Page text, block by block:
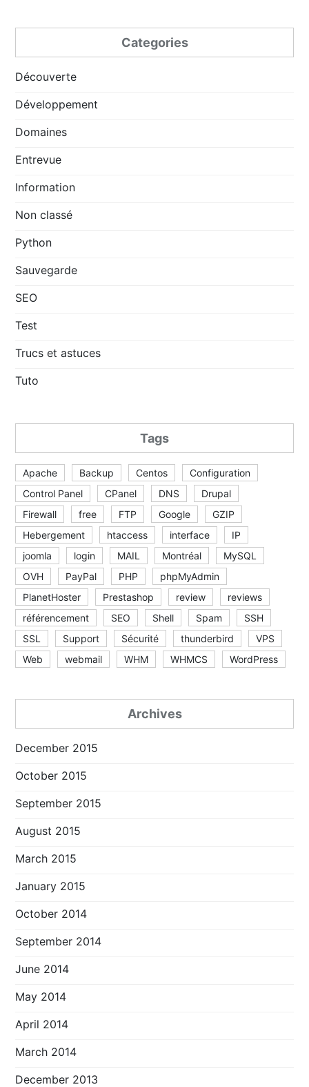
Categories
Découverte
Développement
Domaines
Entrevue
Information
Non classé
Python
Sauvegarde
SEO
Test
Trucs et astuces
Tuto
Tags
Apache Backup Centos
Configuration
Control Panel
CPanel DNS
Drupal
Firewall
free FTP Google
GZIP
Hebergement
htaccess interface
IP
joomla
login MAIL Montréal
MySQL
OVH
PayPal PHP
phpMyAdmin
PlanetHoster
Prestashop review
reviews
référencement
SEO Shell Spam
SSH
SSL
Support Sécurité thunderbird
VPS
Web
webmail WHM WHMCS WordPress
Archives
December 2015
October 2015
September 2015
August 2015
March 2015
January 2015
October 2014
September 2014
June 2014
May 2014
April 2014
March 2014
December 2013